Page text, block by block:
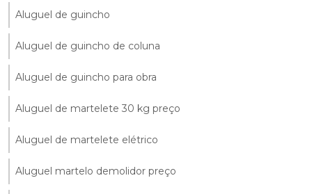
Aluguel de guincho
Aluguel de guincho de coluna
Aluguel de guincho para obra
Aluguel de martelete 30 kg preço
Aluguel de martelete elétrico
Aluguel martelo demolidor preço